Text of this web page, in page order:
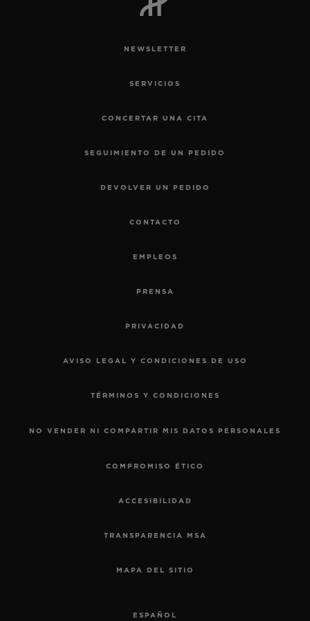
NEWSLETTER
SERVICIOS
CONCERTAR UNA CITA
SEGUIMIENTO DE UN PEDIDO
DEVOLVER UN PEDIDO
CONTACTO
EMPLEOS
PRENSA
PRIVACIDAD
AVISO LEGAL Y CONDICIONES DE USO
TÉRMINOS Y CONDICIONES
NO VENDER NI COMPARTIR MIS DATOS PERSONALES
COMPROMISO ÉTICO
ACCESIBILIDAD
TRANSPARENCIA MSA
MAPA DEL SITIO
ESPAÑOL